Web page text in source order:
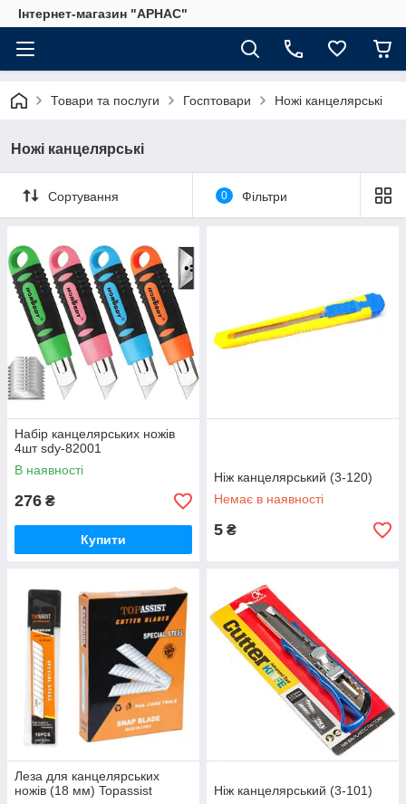
Інтернет-магазин "АРНАС"
Товари та послуги Госптовари Ножі канцелярські
Ножі канцелярські
Сортування 0 Фільтри
Набір канцелярських ножів
4шт sdy-82001
В наявності
276 ₴
Купити
Ніж канцелярський (3-120)
Немає в наявності
5 ₴
Леза для канцелярських
ножів (18 мм) Topassist
Ніж канцелярський (3-101)